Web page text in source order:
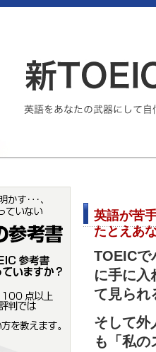
英語が苦
たとえあ
TOEICで
に手に入
て見られ
そして外
も「私の